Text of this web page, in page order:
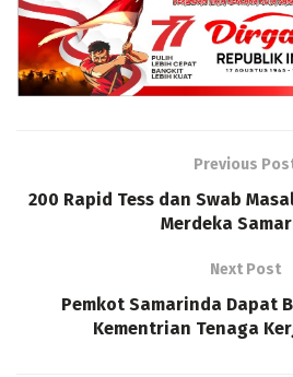
Previous
200 Rapid Tess dan Swab
Merdeka
Next Post
Pemkot Samarinda Dapat
Kementrian Tenaga